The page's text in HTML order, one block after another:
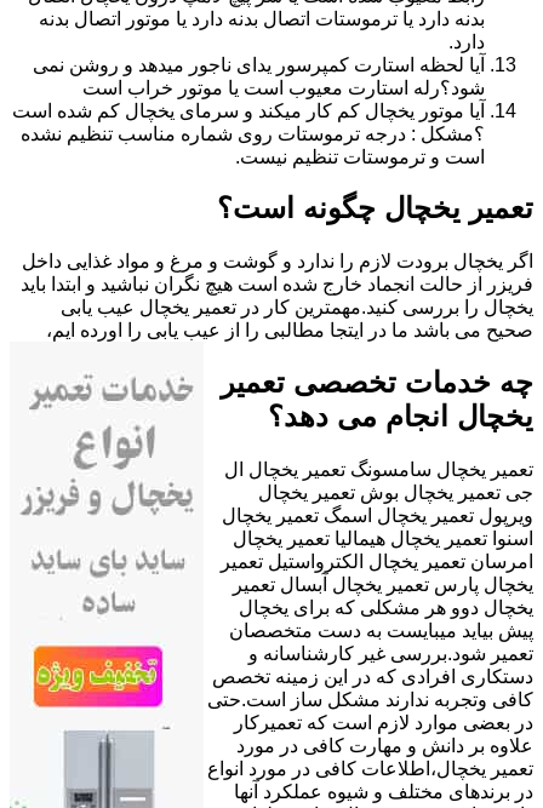
بدنه دارد یا ترموستات اتصال بدنه دارد یا موتور اتصال بدنه
دارد.
آیا لحظه استارت کمپرسور یدای ناجور میدهد و روشن نمی
شود؟رله استارت معیوب است یا موتور خراب است
آیا موتور یخچال کم کار میکند و سرمای یخچال کم شده است
؟مشکل : درجه ترموستات روی شماره مناسب تنظیم نشده
است و ترموستات تنظیم نیست.
تعمیر یخچال چگونه است؟
اگر یخچال برودت لازم را ندارد و گوشت و مرغ و مواد غذایی داخل
فریزر از حالت انجماد خارج شده است هیچ نگران نباشید و ابتدا باید
یخچال را بررسی کنید.مهمترین کار در تعمیر یخچال عیب یابی
صحیح می باشد ما در ایتجا مطالبی را از عیب یابی را اورده ایم،
چه خدمات تخصصی تعمیر
یخچال انجام می دهد؟
تعمیر یخچال سامسونگ تعمیر یخچال ال
جی تعمیر یخچال بوش تعمیر یخچال
ویرپول تعمیر یخچال اسمگ تعمیر یخچال
اسنوا تعمیر یخچال هیمالیا تعمیر یخچال
امرسان تعمیر یخچال الکترواستیل تعمیر
یخچال پارس تعمیر یخچال آبسال تعمیر
یخچال دوو هر مشکلی که برای یخچال
پیش بیاید میبایست به دست متخصصان
تعمیر شود.بررسی غیر کارشناسانه و
دستکاری افرادی که در این زمینه تخصص
کافی وتجربه ندارند مشکل ساز است.حتی
در بعضی موارد لازم است که تعمیرکار
علاوه بر دانش و مهارت کافی در مورد
تعمیر یخچال،اطلاعات کافی در مورد انواع
در برندهای مختلف و شیوه عملکرد آنها